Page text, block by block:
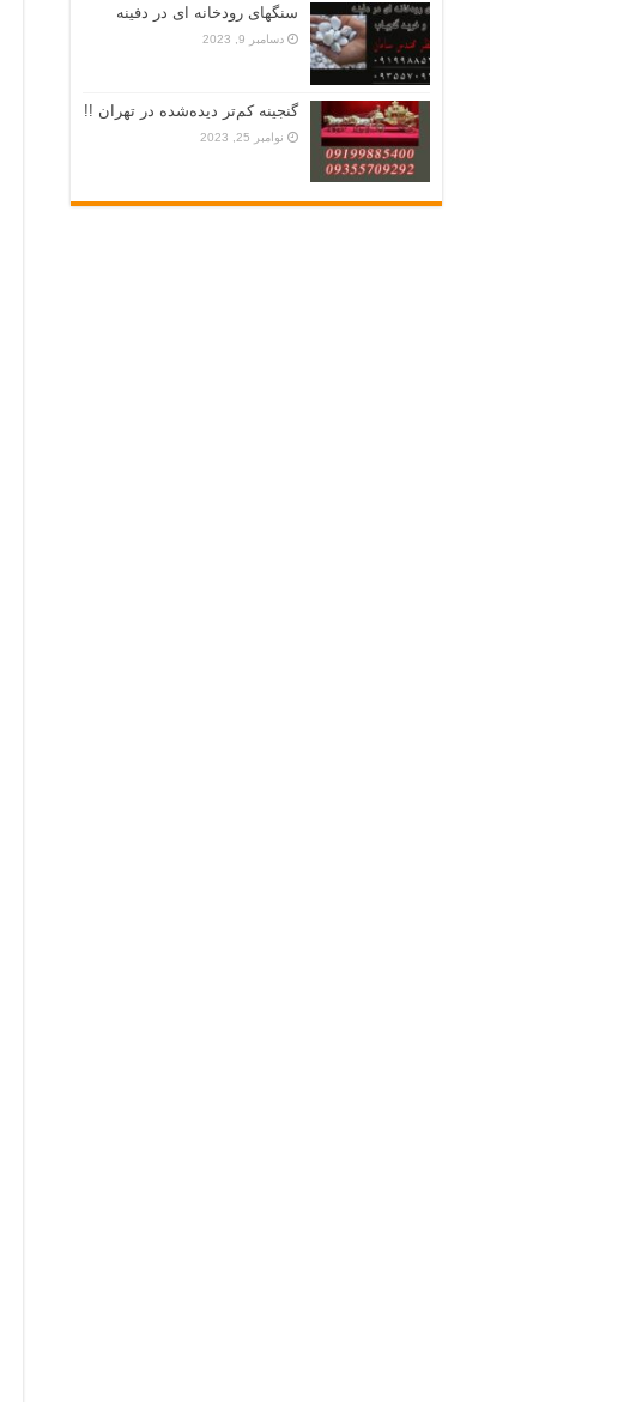
سنگهای رودخانه ای در دفینه
دسامبر 9, 2023
گنجینه کم‌تر دیده‌شده در تهران !!
نوامبر 25, 2023